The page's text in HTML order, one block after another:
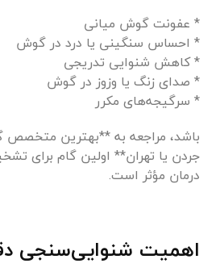
* عفونت گوش میانی
* احساس سنگینی یا درد در گوش
* کاهش شنوایی تدریجی
* صدای زنگ یا وزوز در گوش
* سرگیجه‌های مکرر
باشد، مراجعه به **بهترین
جردن یا تهران** اولین گام برای
درمان مؤثر است.
اهمیت شنوایی‌سنجی